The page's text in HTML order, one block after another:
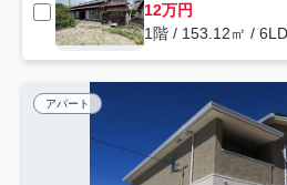
12万円
1階 / 153.12㎡ /
アパート